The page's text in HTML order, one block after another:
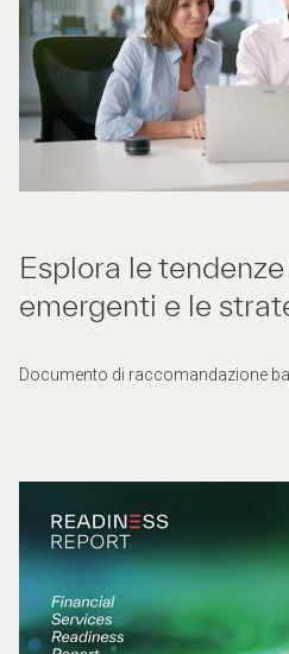
Esplora le
emergenti e le
Documento di raccomandazione